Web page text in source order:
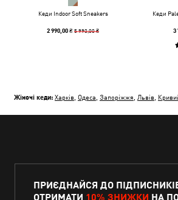
Кеди Indoor Soft Sneakers
2 990,00 ₴5 990,00 ₴
Кеди
3
Жіночі кеди: Харків Одеса Запоріжжя Львів
ПРИЄДНАЙСЯ ДО
ОТРИМАТИ 10% ЗНИЖКИ НА